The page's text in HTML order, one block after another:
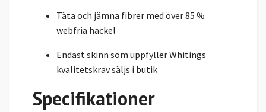
Täta och jämna fibrer med över 85 %
webfria hackel
Endast skinn som uppfyller Whitings
kvalitetskrav säljs i butik
Specifikationer